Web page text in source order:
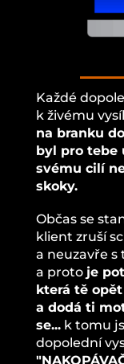
Každé
k živému
na branku
byl pro tebe
svému cilí
skoky.
Občas se
klient zruší
a neuzavře s
a proto je
která tě
a dodá ti
se...k tomu
dopolední